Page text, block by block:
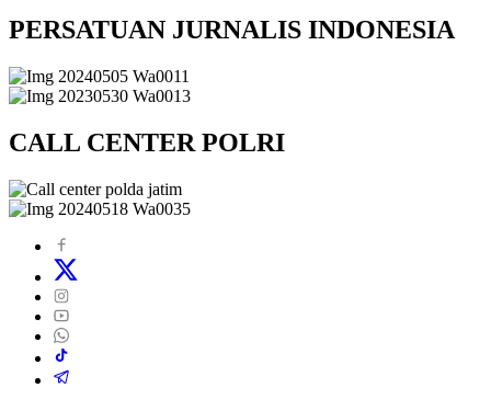
PERSATUAN JURNALIS INDONESIA
CALL CENTER POLRI